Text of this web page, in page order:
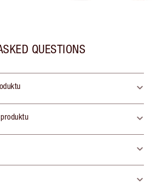
QUESTIONS